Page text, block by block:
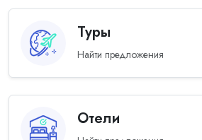
Туры
Найти предложения
Отели